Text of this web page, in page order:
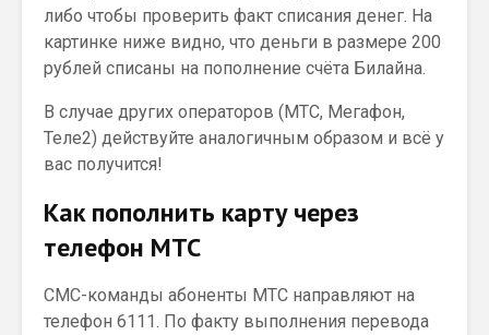
либо чтобы проверить факт списания денег. На
картинке ниже видно, что деньги в размере 200
рублей списаны на пополнение счёта Билайна.
В случае других операторов (МТС, Мегафон,
Теле2) действуйте аналогичным образом и всё у
вас получится!
Как пополнить карту через
телефон МТС
СМС-команды абоненты МТС направляют на
телефон 6111. По факту выполнения перевода